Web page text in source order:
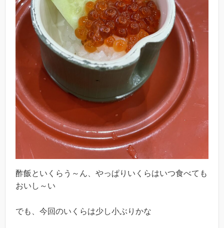
酢飯といくらう～ん、やっぱりいくらはいつ食べても
おいし～い
でも、今回のいくらは少し小ぶりかな